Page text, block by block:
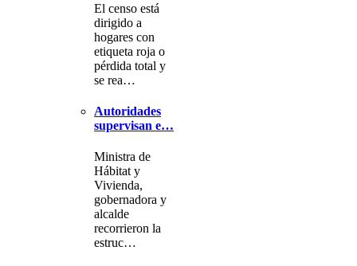
El censo está
dirigido a
hogares con
etiqueta roja o
pérdida total y
se rea…
Autoridades
supervisan e…
Ministra de
Hábitat y
Vivienda,
gobernadora y
alcalde
recorrieron la
estruc…